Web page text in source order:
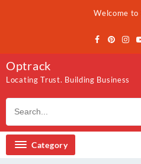
Welcome to
Optrack
Locating Trust. Building Business
Category